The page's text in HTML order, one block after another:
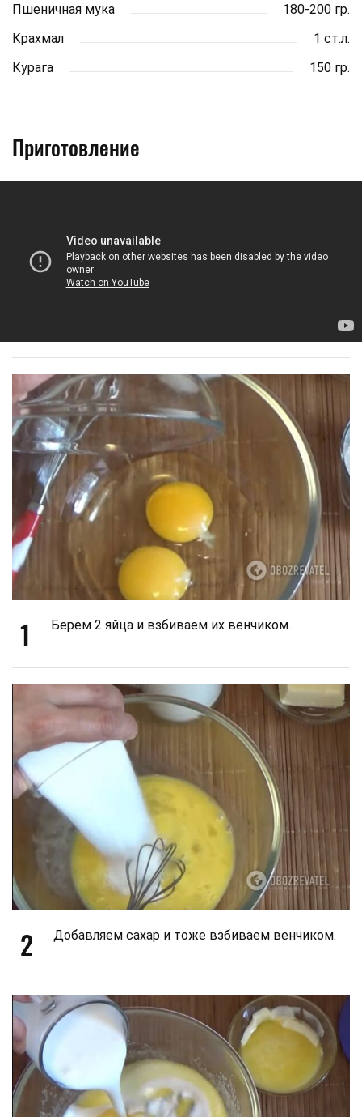
Пшеничная мука
180-200 гр.
Крахмал
1 ст.л.
Курага
150 гр.
Приготовление
1 Берем 2 яйца и взбиваем их венчиком.
2 Добавляем сахар и тоже взбиваем венчиком.